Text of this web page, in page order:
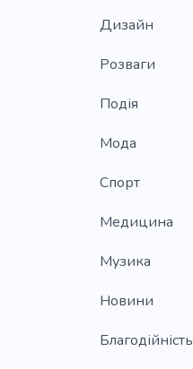
Дизайн
Розваги
Подія
Мода
Cпорт
Медицина
Музика
Новини
Благодійність